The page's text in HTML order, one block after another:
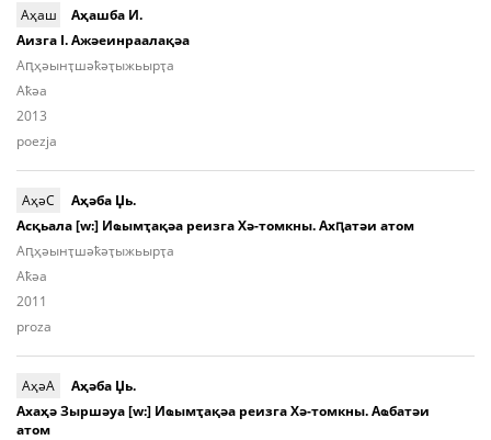
Аҳаш
Аҳашба И.
Аизга I. Ажәеинраалақәа
Аԥ­ҳәынҭ­шәҟәҭы­жьыр­ҭa
Aҟәа
2013
poezja
АҳәC
Аҳәба Џь.
Асқьала [w:] Иҩымҭақәа реизга Хә-томкны. Ахԥатәи атом
Aԥ­ҳәынҭ­шәҟәҭы­жьыр­ҭа
Aҟәа
2011
proza
АҳәА
Аҳәба Џь.
Ахаҳә Зыршәуа [w:] Иҩымҭақәа реизга Хә-томкны. Аҩбатәи
атом